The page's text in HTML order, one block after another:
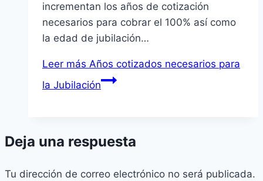
incrementan los años de cotización
necesarios para cobrar el 100% así­ como
la edad de jubilación…
Leer más Años cotizados necesarios para
la Jubilación
Deja una respuesta
Tu dirección de correo electrónico no será publicada.